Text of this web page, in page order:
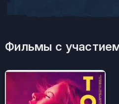
Фильмы с